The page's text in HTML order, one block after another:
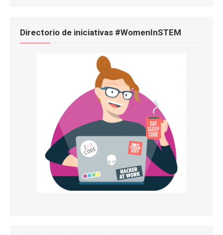
Directorio de iniciativas #WomenInSTEM